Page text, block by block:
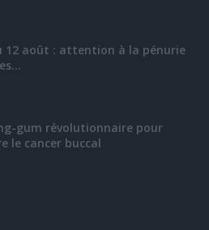
12 août : attention à la pénurie
gum révolutionnaire pour
le cancer buccal